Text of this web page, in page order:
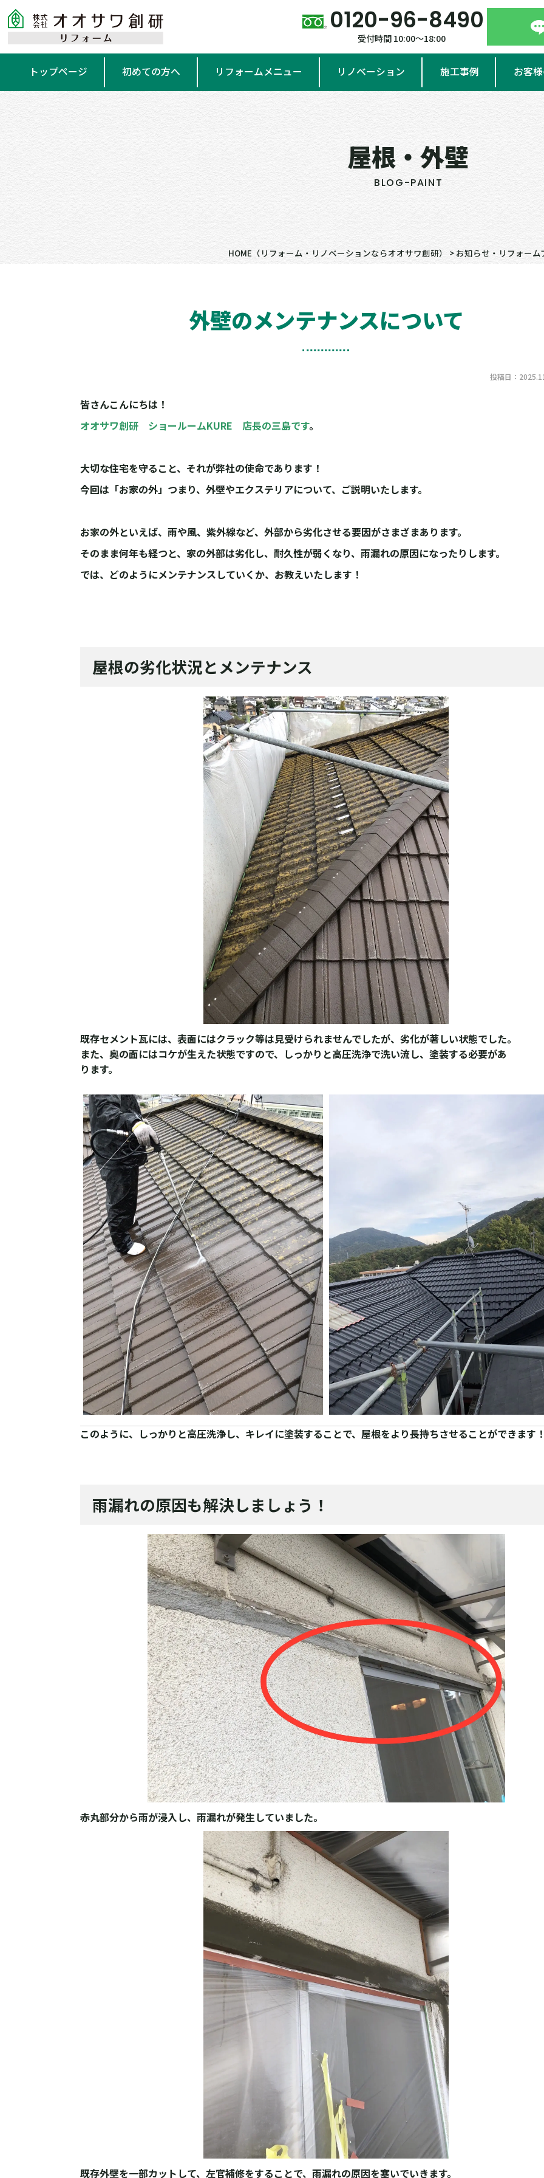
0120-96-8490
受付時間 10:00～18:00
トップページ 初めての方へ リフォームメニュー リノベーション 施工事例 お客
屋根・外壁
BLOG-PAINT
HOME （リフォーム・リノベーションならオオサワ創研） > お知らせ・リフォーム
外壁のメンテナンスについて
投稿日：
皆さんこんにちは！
オオサワ創研 ショールームKURE 店長の三島です。
大切な住宅を守ること、それが弊社の使命であります！
今回は「お家の外」つまり、外壁やエクステリアについて、ご説明いたします。
お家の外といえば、雨や風、紫外線など、外部から劣化させる要因がさまざまあります。
そのまま何年も経つと、家の外部は劣化し、耐久性が弱くなり、雨漏れの原因になったりします。
では、どのようにメンテナンスしていくか、お教えいたします！
屋根の劣化状況とメンテナンス
既存セメント瓦には、表面にはクラック等は見受けられませんでしたが、劣化が著しい状態でした。
また、奥の面にはコケが生えた状態ですので、しっかりと高圧洗浄で洗い流し、塗装する必要があ
ります。
このように、しっかりと高圧洗浄し、キレイに塗装することで、屋根をより長持ちさせることができます
雨漏れの原因も解決しましょう！
赤丸部分から雨が浸入し、雨漏れが発生していました。
既存外壁を一部カットして、左官補修をすることで、雨漏れの原因を塞いでいきます。